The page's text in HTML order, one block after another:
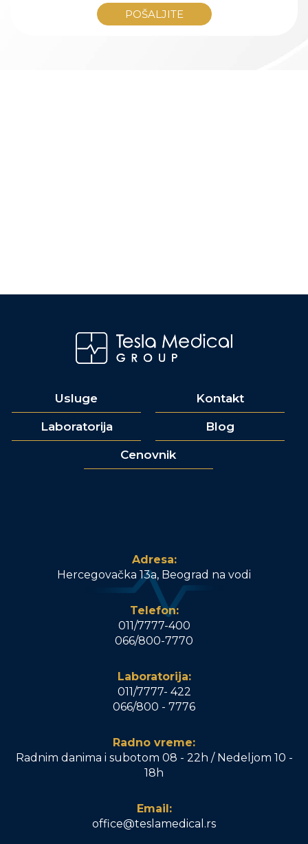
Usluge Kontakt
Laboratorija Blog
Cenovnik
Adresa:
Hercegovačka 13a, Beograd na vodi
Telefon:
011/7777-400
066/800-7770
Laboratorija:
011/7777- 422
066/800 - 7776
Radno vreme:
Radnim danima i subotom 08 - 22h / Nedeljom 10 -
18h
Email:
office@teslamedical.rs